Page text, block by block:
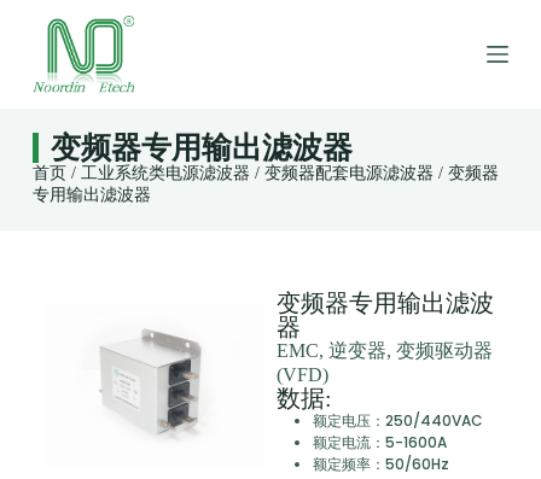
容
变频器专用输出滤波器
首页 / 工业系统类电源滤波器 / 变频器配套电源滤波器 / 变频器
专用输出滤波器
变频器专用输出滤波
器
EMC, 逆变器, 变频驱动器
(VFD)
数据:
额定电压：250/440VAC
额定电流：5-1600A
额定频率：50/60Hz